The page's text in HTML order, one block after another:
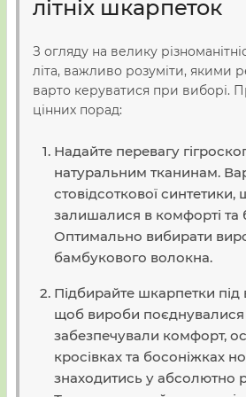
літніх шкарпеток
З огляду на велику
літа, важливо розуміти, якими
варто керуватися при виборі.
цінних порад:
Надайте перевагу
натуральним тканинам.
стовідсоткової
залишалися в комфорті та
Оптимально вибирати
бамбукового волокна.
Підбирайте шкарпетки під
щоб вироби поєднувалися
забезпечували комфорт,
кросівках та босоніжках
знаходитись у абсолютно